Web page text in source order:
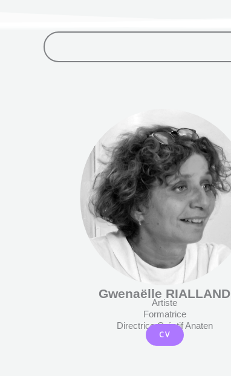
Gwenaëlle RIALLAND
Artiste
Formatrice
Directrice Créatif Anaten
CV